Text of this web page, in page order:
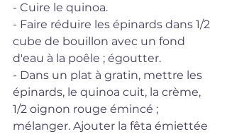
- Cuire le quinoa.
- Faire réduire les épinards dans 1/2
cube de bouillon avec un fond
d'eau à la poêle ; égoutter.
- Dans un plat à gratin, mettre les
épinards, le quinoa cuit, la crème,
1/2 oignon rouge émincé ;
mélanger. Ajouter la fêta émiettée